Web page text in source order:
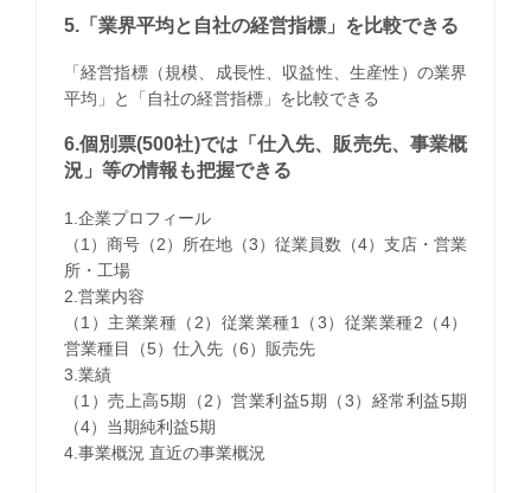
5.「業界平均と自社の経営指標」を比較できる
「経営指標（規模、成長性、収益性、生産性）の業界
平均」と「自社の経営指標」を比較できる
6.個別票(500社)では「仕入先、販売先、事業概
況」等の情報も把握できる
1.企業プロフィール
（1）商号（2）所在地（3）従業員数（4）支店・営業
所・工場
2.営業内容
（1）主業業種（2）従業業種1（3）従業業種2（4）
営業種目（5）仕入先（6）販売先
3.業績
（1）売上高5期（2）営業利益5期（3）経常利益5期
（4）当期純利益5期
4.事業概況 直近の事業概況